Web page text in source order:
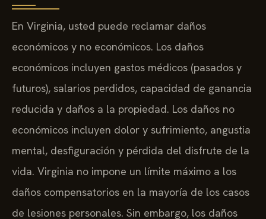
En Virginia, usted puede reclamar daños
económicos y no económicos. Los daños
económicos incluyen gastos médicos (pasados y
futuros), salarios perdidos, capacidad de ganancia
reducida y daños a la propiedad. Los daños no
económicos incluyen dolor y sufrimiento, angustia
mental, desfiguración y pérdida del disfrute de la
vida. Virginia no impone un límite máximo a los
daños compensatorios en la mayoría de los casos
de lesiones personales. Sin embargo, los daños